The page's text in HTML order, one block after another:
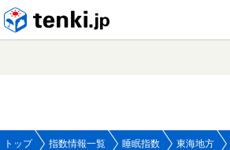
トップ 指数情報一覧 睡眠指数 東海地方